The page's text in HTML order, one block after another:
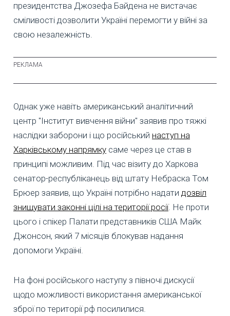
президентства Джозефа Байдена не вистачає
сміливості дозволити Україні перемогти у війні за
свою незалежність.
Однак уже навіть американський аналітичний
центр "Інститут вивчення війни" заявив про тяжкі
наслідки заборони і що російський наступ на
Харківському напрямку саме через це став в
принципі можливим. Під час візиту до Харкова
сенатор-республіканець від штату Небраска Том
Брюер заявив, що Україні потрібно надати дозвіл
знищувати законні цілі на території росії. Не проти
цього і спікер Палати представників США Майк
Джонсон, який 7 місяців блокував надання
допомоги Україні.
На фоні російського наступу з півночі дискусії
щодо можливості використання американської
зброї по території рф посилилися.